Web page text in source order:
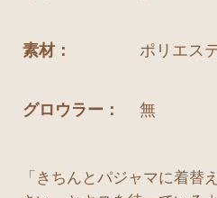
素材： ポリエス
グロウラー： 無
「きちんとパジャマに着替